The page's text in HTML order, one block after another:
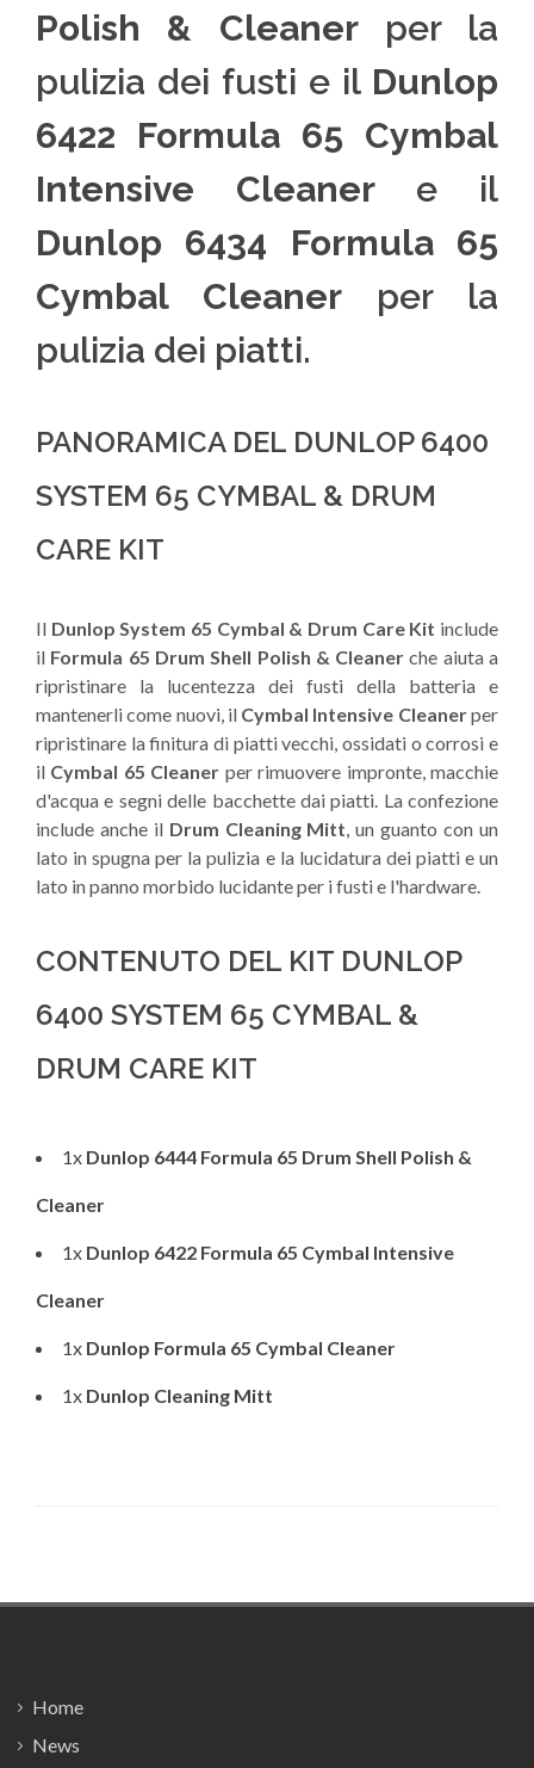
Polish & Cleanerper la
pulizia dei fusti e il Dunlop
6422 Formula 65 Cymbal
Intensive Cleanere il
Dunlop 6434 Formula 65
Cymbal Cleaner per la
pulizia dei piatti.
PANORAMICA DEL DUNLOP 6400
SYSTEM 65 CYMBAL & DRUM
CARE KIT
Il Dunlop System 65 Cymbal & Drum Care Kit include
il Formula 65 Drum Shell Polish & Cleaner che aiuta a
ripristinare la lucentezza dei fusti della batteria e
mantenerli come nuovi, il Cymbal Intensive Cleanerper
ripristinare la finitura di piatti vecchi, ossidati o corrosi e
il Cymbal 65 Cleaner per rimuovere impronte, macchie
d'acqua e segni delle bacchette dai piatti. La confezione
include anche il Drum Cleaning Mitt, un guanto con un
lato in spugna per la pulizia e la lucidatura dei piatti e un
lato in panno morbido lucidante per i fusti e l'hardware.
CONTENUTO DEL KIT DUNLOP
6400 SYSTEM 65 CYMBAL &
DRUM CARE KIT
1x Dunlop 6444 Formula 65 Drum Shell Polish &
Cleaner
1x Dunlop 6422 Formula 65 Cymbal Intensive
Cleaner
1x Dunlop Formula 65 Cymbal Cleaner
1x Dunlop Cleaning Mitt
Home
News